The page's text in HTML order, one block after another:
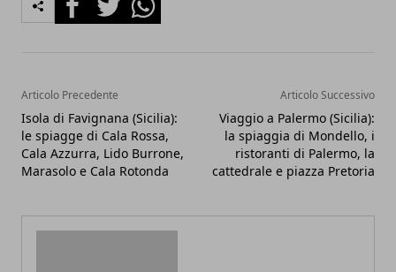
Articolo Precedente
Isola di Favignana (Sicilia):
le spiagge di Cala Rossa,
Cala Azzurra, Lido Burrone,
Marasolo e Cala Rotonda
Articolo Successivo
Viaggio a Palermo (Sicilia):
la spiaggia di Mondello, i
ristoranti di Palermo, la
cattedrale e piazza Pretoria